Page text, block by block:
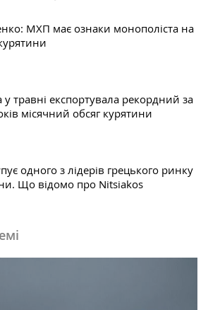
МХП має ознаки монополіста на
у травні експортувала рекордний за
місячний обсяг курятини
одного з лідерів грецького ринку
Що відомо про Nitsiakos